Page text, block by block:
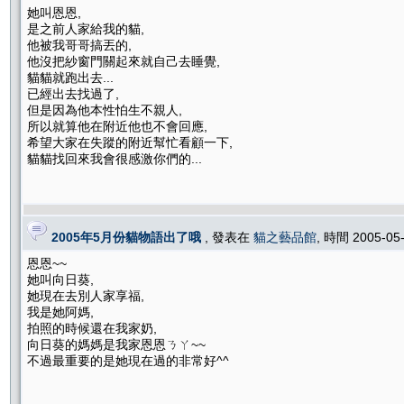
她叫恩恩,
是之前人家給我的貓,
他被我哥哥搞丟的,
他沒把紗窗門關起來就自己去睡覺,
貓貓就跑出去...
已經出去找過了,
但是因為他本性怕生不親人,
所以就算他在附近他也不會回應,
希望大家在失蹤的附近幫忙看顧一下,
貓貓找回來我會很感激你們的...
2005年5月份貓物語出了哦 , 發表在 貓之藝品館 , 時間 2005-
恩恩~~
她叫向日葵,
她現在去別人家享福,
我是她阿媽,
拍照的時候還在我家奶,
向日葵的媽媽是我家恩恩ㄋㄚ~~
不過最重要的是她現在過的非常好^^